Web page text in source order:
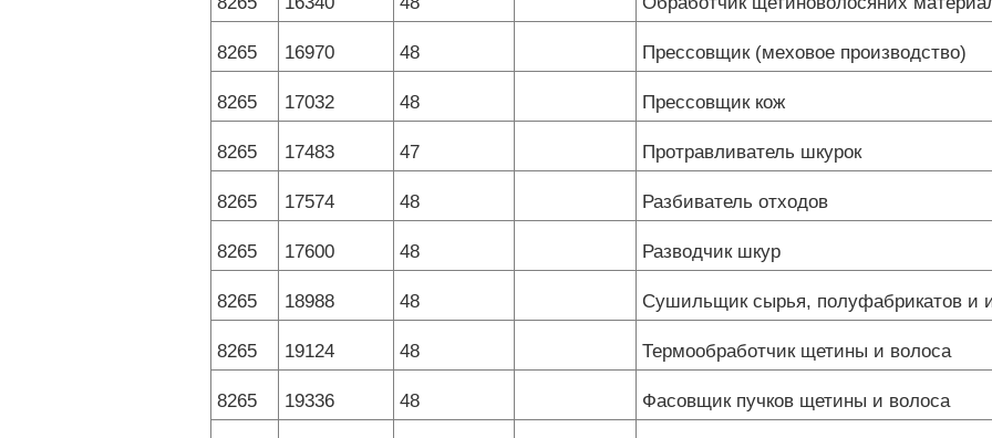
8265 16970 48 Прессовщик (меховое производство)
8265 17032 48 Прессовщик кож
8265 17483 47 Протравливатель шкурок
8265 17574 48 Разбиватель отходов
8265 17600 48 Разводчик шкур
8265 18988 48 Сушильщик сырья, полуфабрикатов и
8265 19124 48 Термообработчик щетины и волоса
8265 19336 48 Фасовщик пучков щетины и волоса